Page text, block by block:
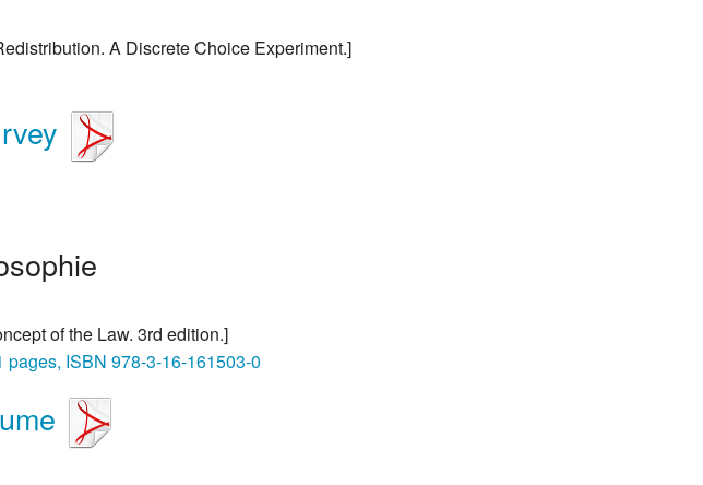
A Discrete Choice Experiment.]
of the Law. 3rd edition.]
ISBN 978-3-16-161503-0